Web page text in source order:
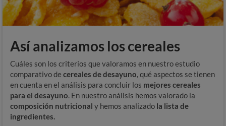
Así analizamos los cereales
Cuáles son los criterios que valoramos en nuestro estudio
comparativo de cereales de desayuno, qué aspectos se tienen
en cuenta en el análisis para concluir los mejores cereales
para el desayuno. En nuestro análisis hemos valorado la
composición nutricional y hemos analizado la lista de
ingredientes.